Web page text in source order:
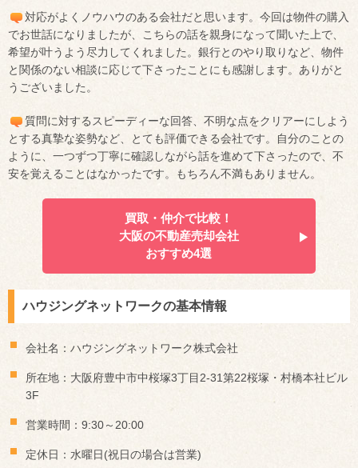
対応がよくノウハウのある会社だと思います。今回は物件の購入
でお世話になりましたが、こちらの話を親身になって聞いた上で、
希望が叶うよう尽力してくれました。銀行とのやり取りなど、物件
と関係のない相談に応じて下さったことにも感謝します。ありがと
うございました。
質問に対するスピーディーな回答、不明な点をクリアーにしよう
とする真摯な姿勢など、とても評価できる会社です。自分のことの
ように、一つずつ丁寧に確認しながら話を進めて下さったので、不
安を覚えることはなかったです。もちろん不満もありません。
買取・仲介で比較！
大阪の不動産売却会社
おすすめ4選
ハウジングネットワークの基本情報
会社名：ハウジングネットワーク株式会社
所在地：大阪府豊中市中桜塚3丁目2-31第22桜塚・村橋本社ビル
3F
営業時間：9:30～20:00
定休日：水曜日(祝日の場合は営業)